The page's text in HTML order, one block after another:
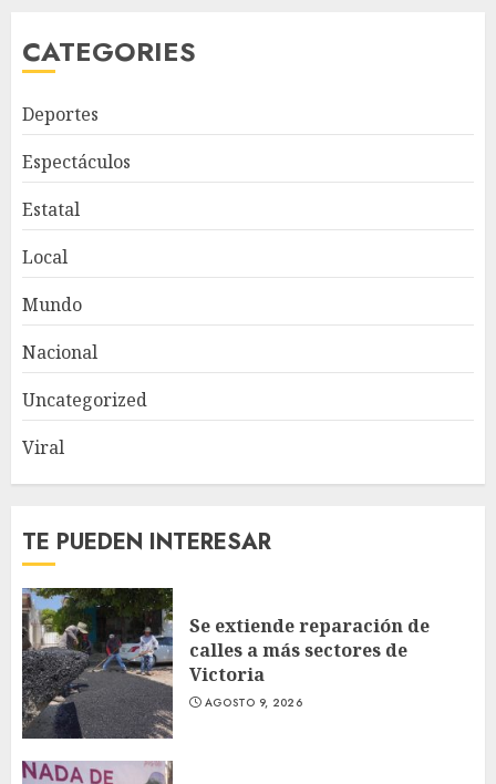
CATEGORIES
Deportes
Espectáculos
Estatal
Local
Mundo
Nacional
Uncategorized
Viral
TE PUEDEN INTERESAR
Se extiende reparación de
calles a más sectores de
Victoria
AGOSTO 9, 2026